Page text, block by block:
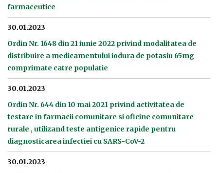
farmaceutice
30.01.2023
Ordin Nr. 1648 din 21 iunie 2022 privind modalitatea de
distribuire a medicamentului iodura de potasiu 65mg
comprimate catre populatie
30.01.2023
Ordin Nr. 644 din 10 mai 2021 privind activitatea de
testare in farmacii comunitare si oficine comunitare
rurale , utilizand teste antigenice rapide pentru
diagnosticarea infectiei cu SARS-CoV-2
30.01.2023